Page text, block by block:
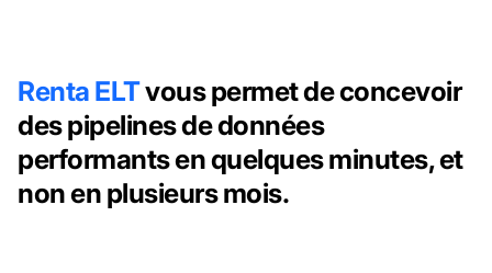
Renta ELTvous permet de concevoir
des pipelines de données
performants en quelques minutes, et
non en plusieurs mois.